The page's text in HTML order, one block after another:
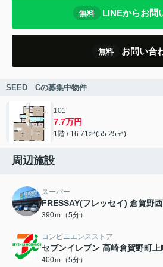
無料 LINEからお問
無料 お問い合
SEED Cの募集中物件
101
7.7万円
1階 / 16.71坪(55.25㎡)
周辺施設
スーパー
FRESSAY(フレッセイ) 倉賀野
390ｍ（5分）
コンビニエンスストア
セブンイレブン 高崎倉賀野町上
400ｍ（5分）